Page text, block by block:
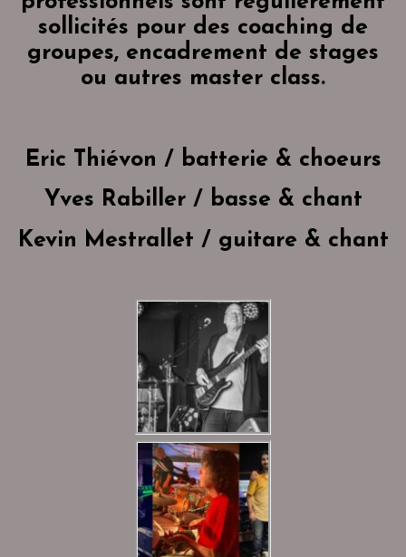
sollicités pour des coaching de
groupes, encadrement de stages
ou autres master class.
Eric Thiévon / batterie & choeurs
Yves Rabiller / basse & chant
Kevin Mestrallet / guitare & chant